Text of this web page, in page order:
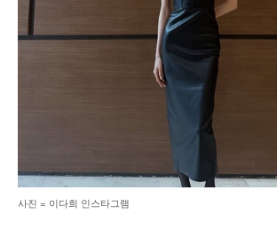
사진 = 이다희 인스타그램